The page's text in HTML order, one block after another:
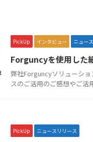
PickUp インタビュー ニュー
Forguncyを使用した
弊社Forguncyソリューシ
スのご活用のご感想やご活
PickUp ニュースリリース